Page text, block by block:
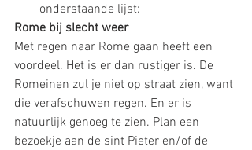
onderstaande lijst:
Rome bij slecht weer
Met regen naar Rome gaan heeft een
voordeel. Het is er dan rustiger is. De
Romeinen zul je niet op straat zien, want
die verafschuwen regen. En er is
natuurlijk genoeg te zien. Plan een
bezoekje aan de sint Pieter en/of de